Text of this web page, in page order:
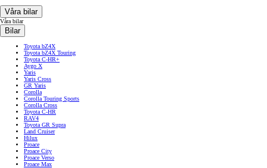
Våra bilar
Våra bilar
Bilar
Toyota bZ4X
Toyota bZ4X Touring
Toyota C-HR+
Aygo X
Yaris
Yaris Cross
GR Yaris
Corolla
Corolla Touring Sports
Corolla Cross
Toyota C-HR
RAV4
Toyota GR Supra
Land Cruiser
Hilux
Proace
Proace City
Proace Verso
Proace Max